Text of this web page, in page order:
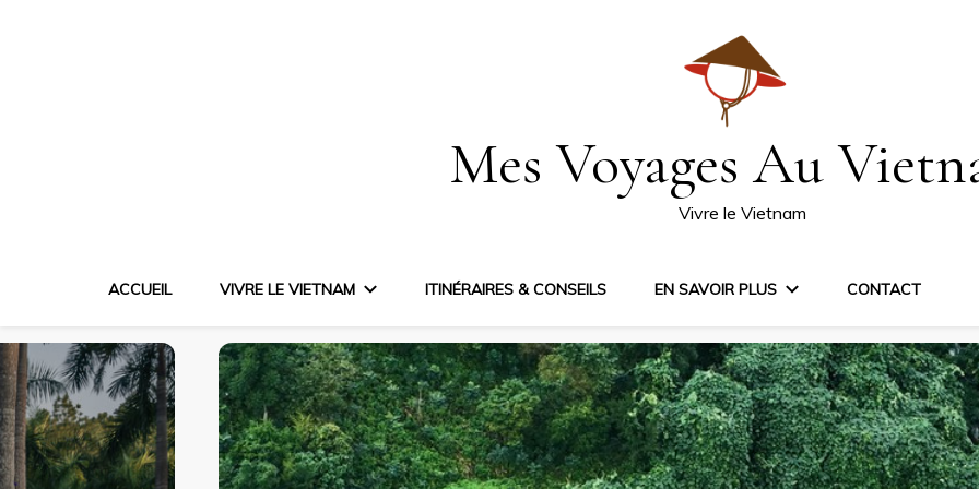
Mes Voyages Au
Vivre le Vietnam
ACCUEIL VIVRE LE VIETNAM ITINÉRAIRES & CONSEILS EN SAVOIR PLUS CONTACT